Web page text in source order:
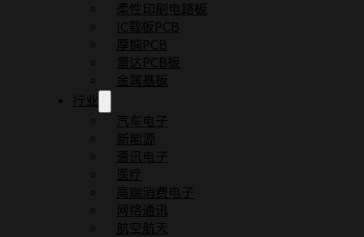
柔性印刷电路板
IC载板PCB
厚铜PCB
雷达PCB板
金属基板
行业
汽车电子
新能源
通讯电子
医疗
高端消费电子
网络通讯
航空航天
博客
印制电路板表面处理工艺两种常见的表面处理工